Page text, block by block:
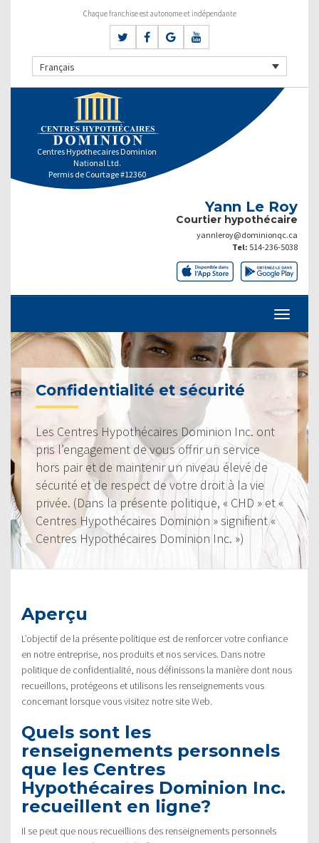
Chaque franchise est autonome et indépendante
Français
Centres Hypothecaires Dominion
National Ltd.
Permis de Courtage #12360
Yann Le Roy
Courtier hypothécaire
yannleroy@dominionqc.ca
Tel: 514-236-5038
Confidentialité et sécurité
Les Centres Hypothécaires Dominion Inc. ont
pris l’engagement de vous offrir un service
hors pair et de maintenir un niveau élevé de
sécurité et de respect de votre droit à la vie
privée. (Dans la présente politique, « CHD » et «
Centres Hypothécaires Dominion » signifient «
Centres Hypothécaires Dominion Inc. »)
Aperçu
L’objectif de la présente politique est de renforcer votre confiance
en notre entreprise, nos produits et nos services. Dans notre
politique de confidentialité, nous définissons la manière dont nous
recueillons, protégeons et utilisons les renseignements vous
concernant lorsque vous visitez notre site Web.
Quels sont les
renseignements personnels
que les Centres
Hypothécaires Dominion Inc.
recueillent en ligne?
Il se peut que nous recueillions des renseignements personnels